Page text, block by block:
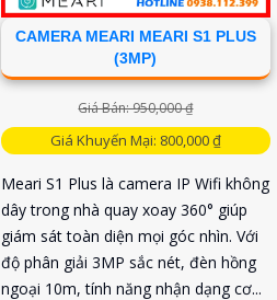
CAMERA MEARI MEARI S1 PLUS
(3MP)
Giá Bán: 950,000 ₫
Giá Khuyến Mại: 800,000 ₫
Meari S1 Plus là camera IP Wifi không
dây trong nhà quay xoay 360° giúp
giám sát toàn diện mọi góc nhìn. Với
độ phân giải 3MP sắc nét, đèn hồng
ngoại 10m, tính năng nhận dạng cơ...